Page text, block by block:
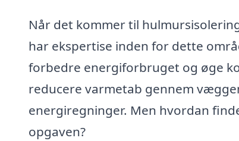
Når det kommer til
har ekspertise inden for dette
forbedre energiforbruget og øge
reducere varmetab gennem
energiregninger. Men hvordan
opgaven?